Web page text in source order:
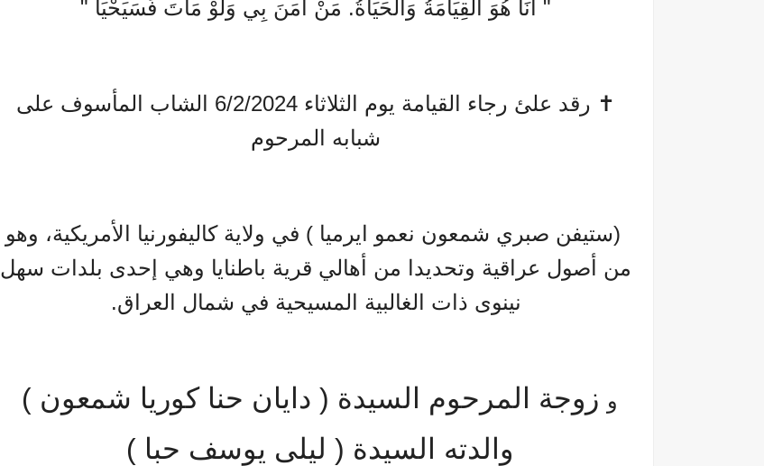
" أَنَا هُوَ الْقِيَامَةُ وَالْحَيَاةُ. مَنْ آمَنَ بِي وَلَوْ مَاتَ فَسَيَحْيَا "
✝️ رقد علئ رجاء القيامة يوم الثلاثاء 6/2/2024 الشاب المأسوف على
شبابه المرحوم
(ستيفن صبري شمعون نعمو ايرميا ) في ولاية كاليفورنيا الأمريكية، وهو
من أصول عراقية وتحديدا من أهالي قرية باطنايا وهي إحدى بلدات سهل
نينوى ذات الغالبية المسيحية في شمال العراق.
و زوجة المرحوم السيدة ( دايان حنا كوريا شمعون )
والدته السيدة ( ليلى يوسف حبا )